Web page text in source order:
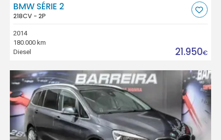
BMW SÉRIE 2
218CV - 2P
2014
180.000 km
Diesel
21.950€